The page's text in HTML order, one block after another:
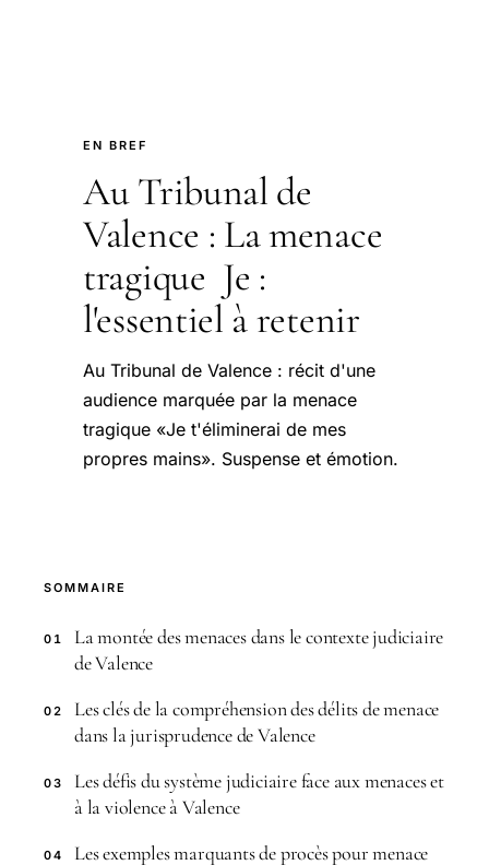
EN BREF
Au Tribunal de
Valence : La menace
tragique Je :
l'essentiel à retenir
Au Tribunal de Valence : récit d'une
audience marquée par la menace
tragique «Je t'éliminerai de mes
propres mains». Suspense et émotion.
SOMMAIRE
01
La montée des menaces dans le contexte judiciaire
de Valence
02
Les clés de la compréhension des délits de menace
dans la jurisprudence de Valence
03
Les défis du système judiciaire face aux menaces et
à la violence à Valence
04
Les exemples marquants de procès pour menace